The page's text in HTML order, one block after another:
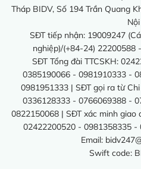
Tháp BIDV, Số 194 Trần Quang
Nội
SĐT tiếp nhận: 19009247
nghiệp)/(+84-24) 22200588
SĐT Tổng đài TTCSKH:
0385190066 - 0981910333 -
0981951333 | SĐT gọi ra từ
0336128333 - 0766069388 -
0822150068 | SĐT xác minh giao
02422200520 - 0981358335
Email:
Swift code: